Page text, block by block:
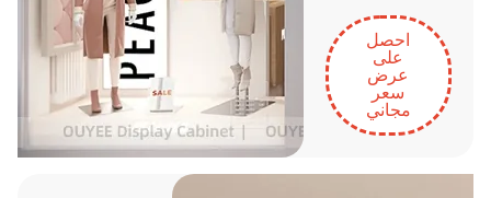
احصل
على
عرض
سعر
مجاني